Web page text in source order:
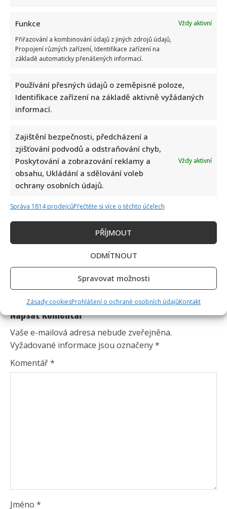
Funkce
Vždy aktivní
Přiřazování a kombinování údajů z jiných zdrojů údajů,
Propojení různých zařízení, Identifikace zařízení na
základě automaticky přenášených informací.
Používání přesných údajů o zeměpisné poloze,
Identifikace zařízení na základě aktivně vyžádaných
informací.
Zajištění bezpečnosti, předcházení a
zjišťování podvodů a odstraňování chyb,
Poskytování a zobrazování reklamy a
obsahu, Ukládání a sdělování voleb
ochrany osobních údajů.
Vždy aktivní
Správa 1814 prodejcůPřečtěte si více o těchto účelech
PŘÍJMOUT
ODMÍTNOUT
Spravovat možnosti
Zásady cookiesProhlášení o ochraně osobních údajůKontakt
Napsat komentář
Vaše e-mailová adresa nebude zveřejněna.
Vyžadované informace jsou označeny*
Komentář*
Jméno *